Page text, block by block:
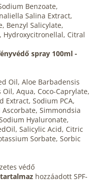
Benzoate,
Salina Extract,
Benzyl Salicylate,
Hydroxycitronellal, Citral
spray 100ml -
Oil, Aloe Barbadensis
Oil, Aqua, Coco-Caprylate,
Extract, Sodium PCA,
Ascorbate, Simmondsia
Hyaluronate,
Oil, Salicylic Acid, Citric
Sorbate, Sorbic
védő
hozzáadott SPF-